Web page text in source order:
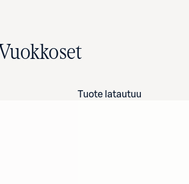
Tuote latautuu